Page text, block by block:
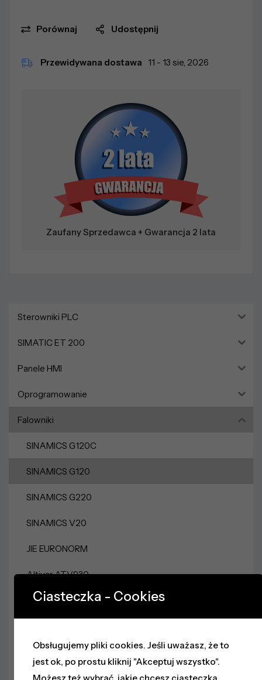
Sterowniki PLC
SIMATIC ET 200
Panele HMI
Oprogramowanie
Falowniki
SINAMICS G120C
SINAMICS G120
SINAMICS G220
SINAMICS V20
JIE EURONORM
Altivar ATV930
Altivar ATV630
Zasilacze
Sieci Przemysłowe
Porównaj Udostępnij
Przewidywana dostawa 11 - 13 sie, 2026
Zaufany Sprzedawca + Gwarancja 2 lata
Ciasteczka - Cookies
Obsługujemy pliki cookies. Jeśli uważasz, że to
jest ok, po prostu kliknij "Akceptuj wszystko".
Możesz też wybrać, jakie chcesz ciasteczka,